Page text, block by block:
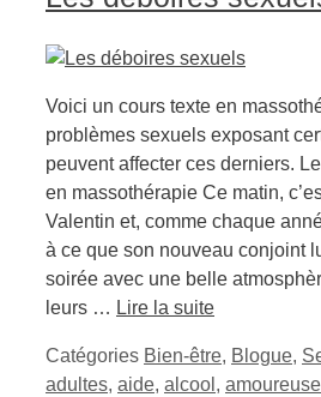
Voici un cours texte en
problèmes sexuels exposant
peuvent affecter ces derniers.
en massothérapie Ce matin,
Valentin et, comme chaque
à ce que son nouveau conjoint
soirée avec une belle
leurs … Lire la suite
Catégories Bien-être, Blogue,
adultes, aide, alcool ,